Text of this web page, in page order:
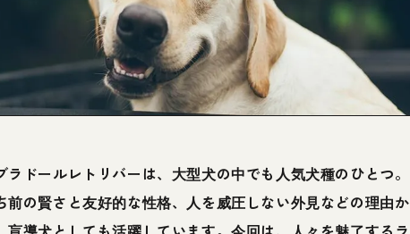
ラドールレトリバーは、大型犬の中でも人気犬種のひとつ。
前の賢さと友好的な性格、人を威圧しない外見などの理由か